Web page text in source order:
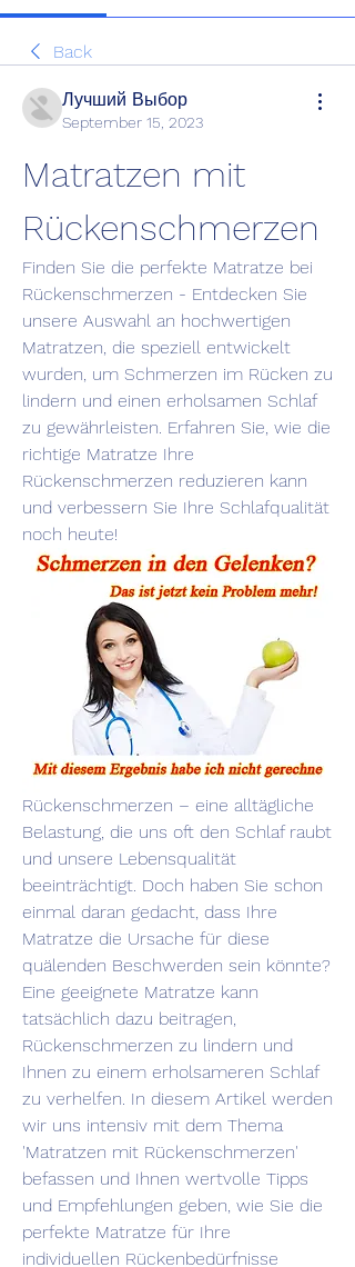
Back
Лучший Выбор
September 15, 2023
Matratzen mit
Rückenschmerzen
Finden Sie die perfekte Matratze bei
Rückenschmerzen - Entdecken Sie
unsere Auswahl an hochwertigen
Matratzen, die speziell entwickelt
wurden, um Schmerzen im Rücken zu
lindern und einen erholsamen Schlaf
zu gewährleisten. Erfahren Sie, wie die
richtige Matratze Ihre
Rückenschmerzen reduzieren kann
und verbessern Sie Ihre Schlafqualität
noch heute!
Rückenschmerzen – eine alltägliche
Belastung, die uns oft den Schlaf raubt
und unsere Lebensqualität
beeinträchtigt. Doch haben Sie schon
einmal daran gedacht, dass Ihre
Matratze die Ursache für diese
quälenden Beschwerden sein könnte?
Eine geeignete Matratze kann
tatsächlich dazu beitragen,
Rückenschmerzen zu lindern und
Ihnen zu einem erholsameren Schlaf
zu verhelfen. In diesem Artikel werden
wir uns intensiv mit dem Thema
'Matratzen mit Rückenschmerzen'
befassen und Ihnen wertvolle Tipps
und Empfehlungen geben, wie Sie die
perfekte Matratze für Ihre
individuellen Rückenbedürfnisse